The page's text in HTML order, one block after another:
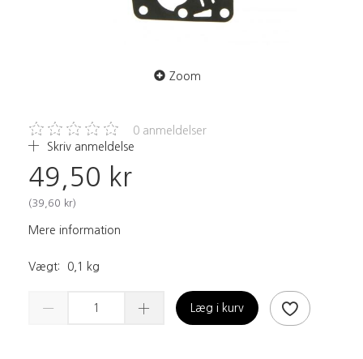
Zoom
0 anmeldelser
Skriv anmeldelse
49,50 kr
(39,60 kr)
Mere information
Vægt: 0,1 kg
Læg i kurv